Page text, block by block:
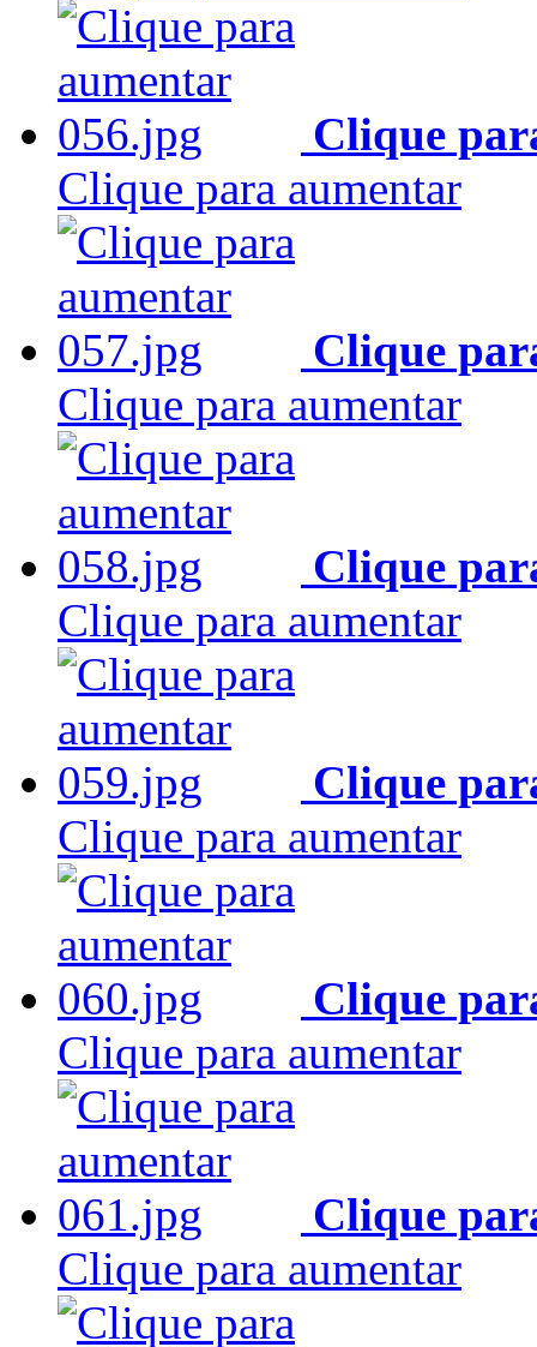
Clique
Clique para aumentar
Clique
Clique para aumentar
Clique
Clique para aumentar
Clique
Clique para aumentar
Clique
Clique para aumentar
Clique
Clique para aumentar